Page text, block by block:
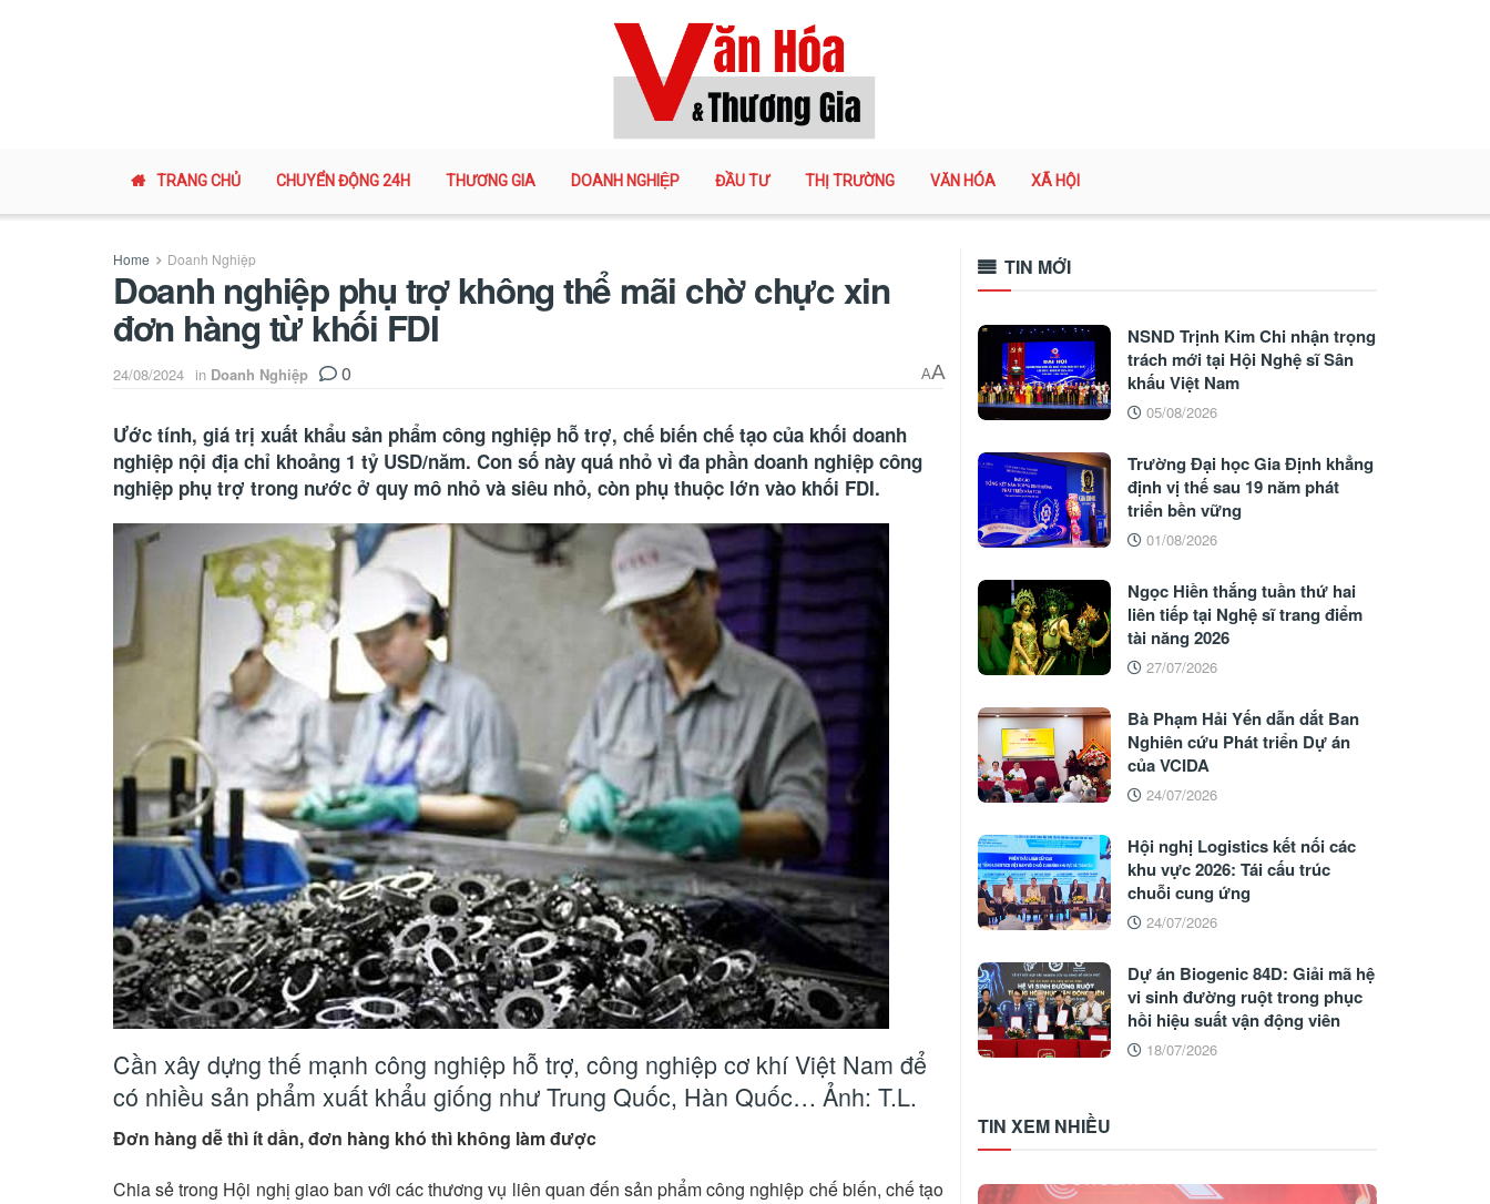
TRANG CHỦ CHUYỂN ĐỘNG 24H THƯƠNG GIA DOANH NGHIỆP ĐẦU TƯ THỊ TRƯỜNG VĂN HÓA XÃ HỘI
Home Doanh Nghiệp
Doanh nghiệp phụ trợ không thể mãi chờ chực xin
đơn hàng từ khối FDI
24/08/2024 in Doanh Nghiệp 0 AA
Ước tính, giá trị xuất khẩu sản phẩm công nghiệp hỗ trợ, chế biến chế tạo của khối doanh
nghiệp nội địa chỉ khoảng 1 tỷ USD/năm. Con số này quá nhỏ vì đa phần doanh nghiệp công
nghiệp phụ trợ trong nước ở quy mô nhỏ và siêu nhỏ, còn phụ thuộc lớn vào khối FDI.
Cần xây dựng thế mạnh công nghiệp hỗ trợ, công nghiệp cơ khí Việt Nam để
có nhiều sản phẩm xuất khẩu giống như Trung Quốc, Hàn Quốc… Ảnh: T.L.
Đơn hàng dễ thì ít dần, đơn hàng khó thì không làm được
Chia sẻ trong Hội nghị giao ban với các thương vụ liên quan đến sản phẩm công nghiệp chế biến, chế tạo
TIN MỚI
NSND Trịnh Kim Chi nhận trọng
trách mới tại Hội Nghệ sĩ Sân
khấu Việt Nam
05/08/2026
Trường Đại học Gia Định khẳng
định vị thế sau 19 năm phát
triển bền vững
01/08/2026
Ngọc Hiền thắng tuần thứ hai
liên tiếp tại Nghệ sĩ trang điểm
tài năng 2026
27/07/2026
Bà Phạm Hải Yến dẫn dắt Ban
Nghiên cứu Phát triển Dự án
của VCIDA
24/07/2026
Hội nghị Logistics kết nối các
khu vực 2026: Tái cấu trúc
chuỗi cung ứng
24/07/2026
Dự án Biogenic 84D: Giải mã hệ
vi sinh đường ruột trong phục
hồi hiệu suất vận động viên
18/07/2026
TIN XEM NHIỀU